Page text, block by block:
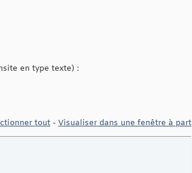
en type texte) :
tout - Visualiser dans une fenêtre à part